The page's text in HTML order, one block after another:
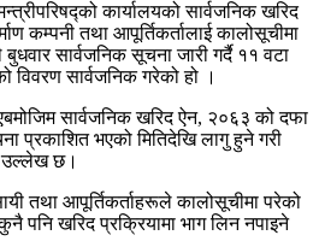
कार्यालयको सार्वजनिक खरिद
कम्पनी तथा आपूर्तिकर्तालाई कालोसूचीमा
सार्वजनिक सूचना जारी गर्दै ११ वटा
विवरण सार्वजनिक गरेको हो ।
सार्वजनिक खरिद ऐन, २०६३ को दफा
प्रकाशित भएको मितिदेखि लागु हुने गरी
उल्लेख छ।
तथा आपूर्तिकर्ताहरूले कालोसूचीमा परेको
पनि खरिद प्रक्रियामा भाग लिन नपाइने